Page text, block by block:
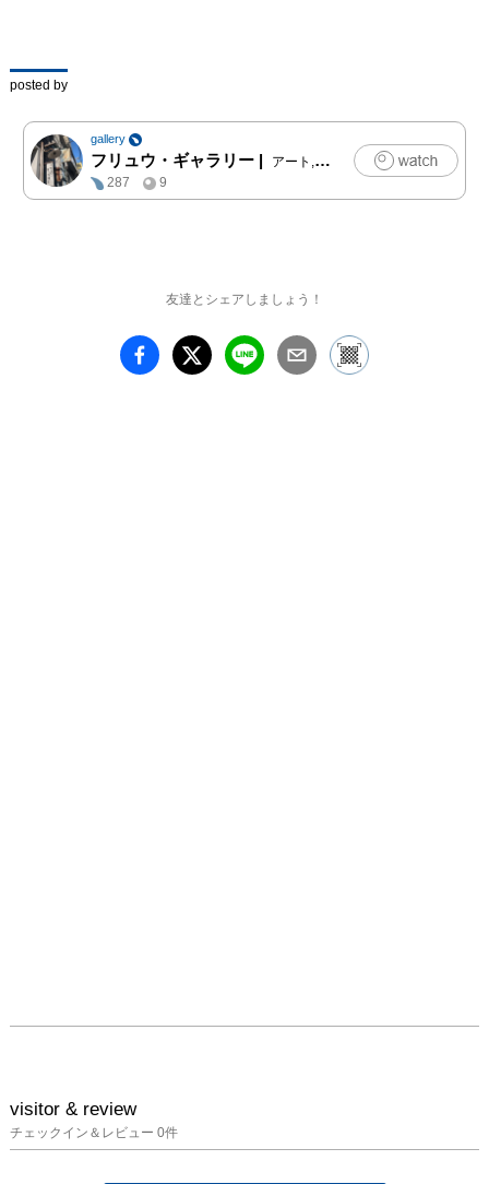
posted by
gallery
フリュウ・ギャラリー |
アート,クラフト
287
9
友達とシェアしましょう！
visitor & review
チェックイン＆レビュー 0件